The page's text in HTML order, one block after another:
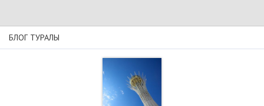
БЛОГ ТУРАЛЫ